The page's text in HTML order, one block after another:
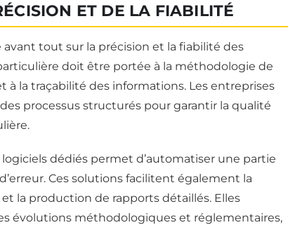
ET DE LA FIABILITÉ
avant tout sur la précision et la fiabilité des
doit être portée à la méthodologie de
à la traçabilité des informations. Les entreprises
processus structurés pour garantir la qualité
logiciels dédiés permet d’automatiser une partie
Ces solutions facilitent également la
la production de rapports détaillés. Elles
évolutions méthodologiques et réglementaires,